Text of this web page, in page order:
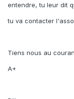
entendre, tu leur dit
tu va contacter
Tiens nous au
A+